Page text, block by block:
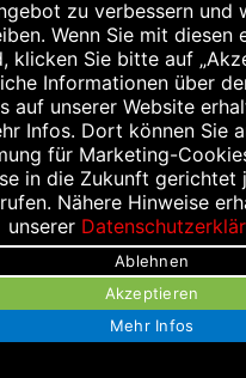
10 %
EXKLUSIVER
Einfach diese Abbildung auf
vorzeigen und 10 %
Einkauf ab 10,- € oder 15
Einkauf ab 20,- €
verschreibungspflichtige
zu verbessern und
Wenn Sie mit diesen
klicken Sie bitte auf
Informationen über
auf unserer Website
Infos. Dort können Sie
für Marketing-
in die Zukunft gerichtet
Nähere Hinweise
unserer
Ablehnen
Akzeptieren
Mehr Infos